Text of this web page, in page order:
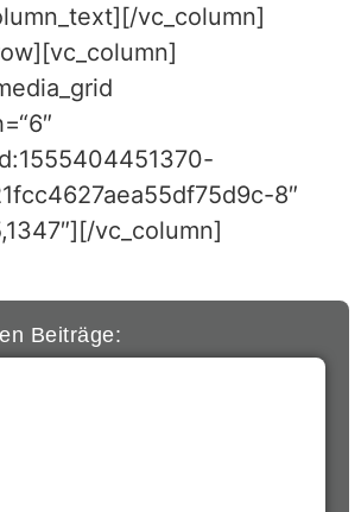
vc_column]
8″
vc_column]
Beiträge: